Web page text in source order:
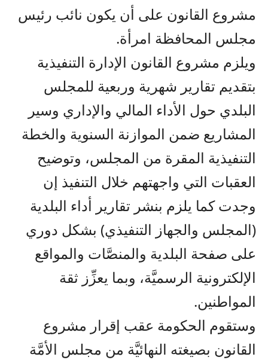
مشروع القانون على أن يكون نائب رئيس
مجلس المحافظة امرأة.
ويلزم مشروع القانون الإدارة التنفيذية
بتقديم تقارير شهرية وربعية للمجلس
البلدي حول الأداء المالي والإداري وسير
المشاريع ضمن الموازنة السنوية والخطة
التنفيذية المقرة من المجلس، وتوضيح
العقبات التي واجهتهم خلال التنفيذ إن
وجدت كما يلزم بنشر تقارير أداء البلدية
(المجلس والجهاز التنفيذي) بشكل دوري
على صفحة البلدية والمنصَّات والمواقع
الإلكترونية الرسميَّة، وبما يعزِّز ثقة
المواطنين.
وستقوم الحكومة عقب إقرار مشروع
القانون بصيغته النهائيَّة من مجلس الأمَّة